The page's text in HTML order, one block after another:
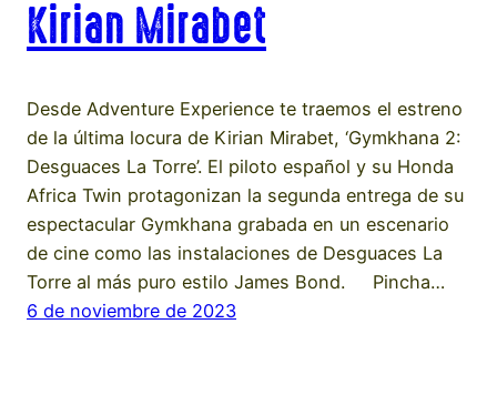
Kirian Mirabet
Desde Adventure Experience te traemos el estreno
de la última locura de Kirian Mirabet, ‘Gymkhana 2:
Desguaces La Torre’. El piloto español y su Honda
Africa Twin protagonizan la segunda entrega de su
espectacular Gymkhana grabada en un escenario
de cine como las instalaciones de Desguaces La
Torre al más puro estilo James Bond. Pincha…
6 de noviembre de 2023